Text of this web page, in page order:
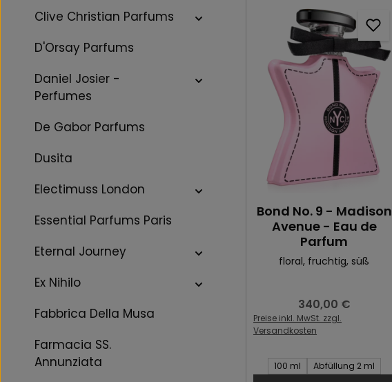
Clive Christian Parfums
D'Orsay Parfums
Daniel Josier -
Perfumes
De Gabor Parfums
Dusita
Electimuss London
Essential Parfums Paris
Eternal Journey
Ex Nihilo
Fabbrica Della Musa
Farmacia SS.
Annunziata
Bond No. 9 - Madison
Avenue - Eau de
Parfum
floral, fruchtig, süß
Regulärer Preis:
340,00 €
Preise inkl. MwSt. zzgl.
Versandkosten
Inhalt des Artikel:
100 ml Abfüllung 2 ml